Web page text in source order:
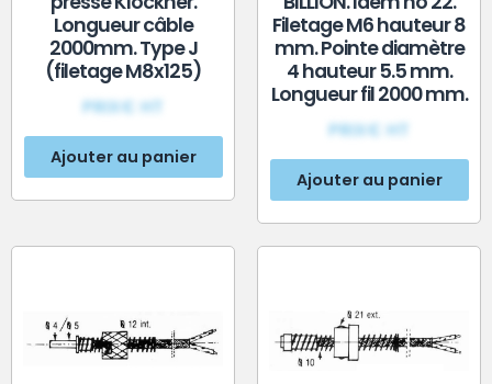
Longueur câble
2000mm. Type J
(filetage M8x125)
PRIX€ HT
Ajouter au panier
Filetage M6 hauteur 8
mm. Pointe diamètre
4 hauteur 5.5 mm.
Longueur fil 2000 mm.
PRIX€ HT
Ajouter au panier